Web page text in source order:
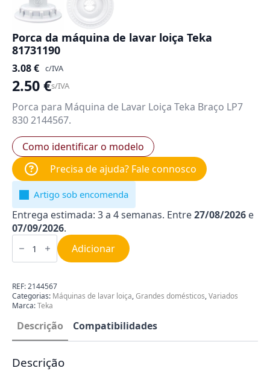
Porca da máquina de lavar loiça Teka
81731190
3.08€ c/IVA
2.50€s/IVA
Porca para Máquina de Lavar Loiça Teka Braço LP7
830 2144567.
Como identificar o modelo
Precisa de ajuda? Fale connosco
Artigo sob encomenda
Entrega estimada: 3 a 4 semanas. Entre27/08/2026 e
07/09/2026.
Quantidade
de
da
de
lavar
loiça
Teka
81731190
Adicionar
REF:2144567
Categorias: Máquinas de lavar loiça,Grandes domésticos,Variados
Marca:Teka
Descrição Compatibilidades
Descrição